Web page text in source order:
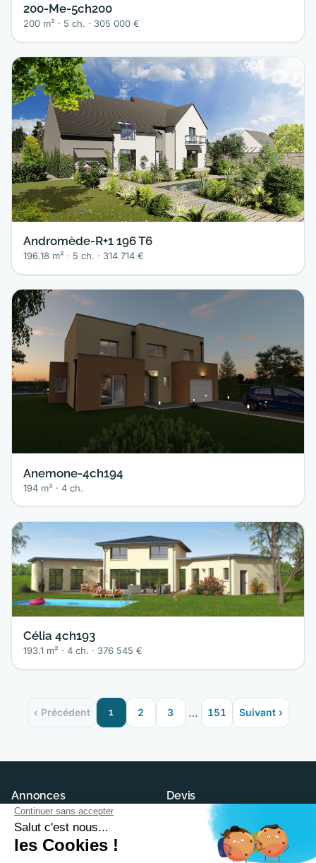
200-Me-5ch200
200 m² · 5 ch. · 305 000 €
Andromède-R+1 196 T6
196.18 m² · 5 ch. · 314 714 €
Anemone-4ch194
194 m² · 4 ch.
Célia 4ch193
193.1 m² · 4 ch. · 376 545 €
‹ Précédent 1 2 3 … 151 Suivant ›
Annonces
Maisons neuves
Terrains à construire
Devis
Demander un devis
Trouver son constructeur